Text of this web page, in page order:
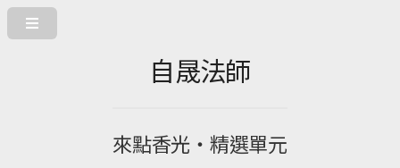
自晟法師
來點香光‧精選單元